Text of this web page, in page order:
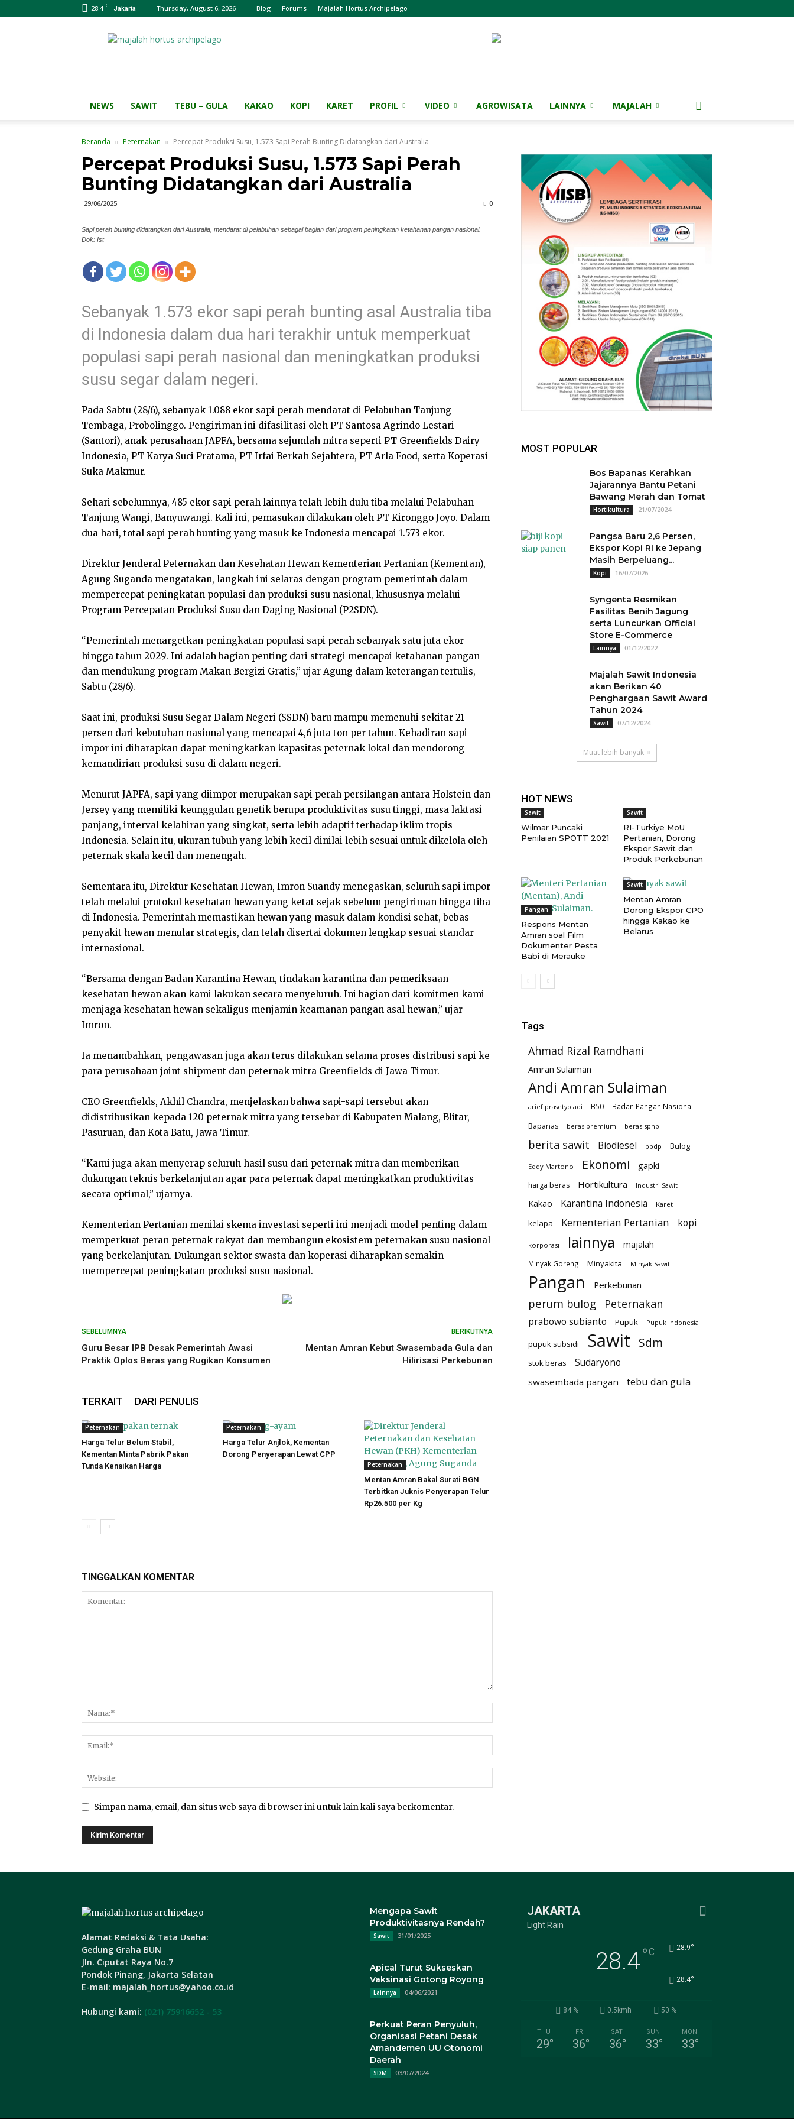
28.4 C Jakarta Thursday, August 6, 2026 Blog Forums Majalah Hortus Archipelago
Majalah
NEWS SAWIT TEBU – GULA KAKAO KOPI KARET PROFIL VIDEO AGROWISATA LAINNYA MAJALAH
Beranda Peternakan Percepat Produksi Susu, 1.573 Sapi Perah Bunting Didatangkan dari Australia
Percepat Produksi Susu, 1.573 Sapi Perah
Bunting Didatangkan dari Australia
29/06/2025 0
Sapi perah bunting didatangkan dari Australia, mendarat di pelabuhan sebagai bagian dari program peningkatan ketahanan pangan nasional.
Dok: Ist
Sebanyak 1.573 ekor sapi perah bunting asal Australia tiba
di Indonesia dalam dua hari terakhir untuk memperkuat
populasi sapi perah nasional dan meningkatkan produksi
susu segar dalam negeri.
Pada Sabtu (28/6), sebanyak 1.088 ekor sapi perah mendarat di Pelabuhan Tanjung
Tembaga, Probolinggo. Pengiriman ini difasilitasi oleh PT Santosa Agrindo Lestari
(Santori), anak perusahaan JAPFA, bersama sejumlah mitra seperti PT Greenfields Dairy
Indonesia, PT Karya Suci Pratama, PT Irfai Berkah Sejahtera, PT Arla Food, serta Koperasi
Suka Makmur.
Sehari sebelumnya, 485 ekor sapi perah lainnya telah lebih dulu tiba melalui Pelabuhan
Tanjung Wangi, Banyuwangi. Kali ini, pemasukan dilakukan oleh PT Kironggo Joyo. Dalam
dua hari, total sapi perah bunting yang masuk ke Indonesia mencapai 1.573 ekor.
Direktur Jenderal Peternakan dan Kesehatan Hewan Kementerian Pertanian (Kementan),
Agung Suganda mengatakan, langkah ini selaras dengan program pemerintah dalam
mempercepat peningkatan populasi dan produksi susu nasional, khususnya melalui
Program Percepatan Produksi Susu dan Daging Nasional (P2SDN).
“Pemerintah menargetkan peningkatan populasi sapi perah sebanyak satu juta ekor
hingga tahun 2029. Ini adalah bagian penting dari strategi mencapai ketahanan pangan
dan mendukung program Makan Bergizi Gratis,” ujar Agung dalam keterangan tertulis,
Sabtu (28/6).
Saat ini, produksi Susu Segar Dalam Negeri (SSDN) baru mampu memenuhi sekitar 21
persen dari kebutuhan nasional yang mencapai 4,6 juta ton per tahun. Kehadiran sapi
impor ini diharapkan dapat meningkatkan kapasitas peternak lokal dan mendorong
kemandirian produksi susu di dalam negeri.
Menurut JAPFA, sapi yang diimpor merupakan sapi perah persilangan antara Holstein dan
Jersey yang memiliki keunggulan genetik berupa produktivitas susu tinggi, masa laktasi
panjang, interval kelahiran yang singkat, serta lebih adaptif terhadap iklim tropis
Indonesia. Selain itu, ukuran tubuh yang lebih kecil dinilai lebih sesuai untuk dikelola oleh
peternak skala kecil dan menengah.
Sementara itu, Direktur Kesehatan Hewan, Imron Suandy menegaskan, seluruh sapi impor
telah melalui protokol kesehatan hewan yang ketat sejak sebelum pengiriman hingga tiba
di Indonesia. Pemerintah memastikan hewan yang masuk dalam kondisi sehat, bebas
penyakit hewan menular strategis, dan telah disertai dokumen lengkap sesuai standar
internasional.
“Bersama dengan Badan Karantina Hewan, tindakan karantina dan pemeriksaan
kesehatan hewan akan kami lakukan secara menyeluruh. Ini bagian dari komitmen kami
menjaga kesehatan hewan sekaligus menjamin keamanan pangan asal hewan,” ujar
Imron.
Ia menambahkan, pengawasan juga akan terus dilakukan selama proses distribusi sapi ke
para perusahaan joint shipment dan peternak mitra Greenfields di Jawa Timur.
CEO Greenfields, Akhil Chandra, menjelaskan bahwa sapi-sapi tersebut akan
didistribusikan kepada 120 peternak mitra yang tersebar di Kabupaten Malang, Blitar,
Pasuruan, dan Kota Batu, Jawa Timur.
“Kami juga akan menyerap seluruh hasil susu dari peternak mitra dan memberikan
dukungan teknis berkelanjutan agar para peternak dapat meningkatkan produktivitas
secara optimal,” ujarnya.
Kementerian Pertanian menilai skema investasi seperti ini menjadi model penting dalam
memperkuat peran peternak rakyat dan membangun ekosistem peternakan susu nasional
yang berkelanjutan. Dukungan sektor swasta dan koperasi diharapkan semakin
mempercepat peningkatan produksi susu nasional.
SEBELUMNYA
Guru Besar IPB Desak Pemerintah Awasi
Praktik Oplos Beras yang Rugikan Konsumen
BERIKUTNYA
Mentan Amran Kebut Swasembada Gula dan
Hilirisasi Perkebunan
TERKAIT DARI PENULIS
Peternakan
Harga Telur Belum Stabil,
Kementan Minta Pabrik Pakan
Tunda Kenaikan Harga
Peternakan
Harga Telur Anjlok, Kementan
Dorong Penyerapan Lewat CPP
Peternakan
Mentan Amran Bakal Surati BGN
Terbitkan Juknis Penyerapan Telur
Rp26.500 per Kg
TINGGALKAN KOMENTAR
Simpan nama, email, dan situs web saya di browser ini untuk lain kali saya berkomentar.
MOST POPULAR
Bos Bapanas Kerahkan
Jajarannya Bantu Petani
Bawang Merah dan Tomat
Hortikultura 21/07/2024
Pangsa Baru 2,6 Persen,
Ekspor Kopi RI ke Jepang
Masih Berpeluang...
Kopi 16/07/2026
Syngenta Resmikan
Fasilitas Benih Jagung
serta Luncurkan Official
Store E-Commerce
Lainnya 01/12/2022
Majalah Sawit Indonesia
akan Berikan 40
Penghargaan Sawit Award
Tahun 2024
Sawit 07/12/2024
Muat lebih banyak
HOT NEWS
Sawit
Wilmar Puncaki
Penilaian SPOTT 2021
Sawit
RI-Turkiye MoU
Pertanian, Dorong
Ekspor Sawit dan
Produk Perkebunan
Pangan
Respons Mentan
Amran soal Film
Dokumenter Pesta
Babi di Merauke
Sawit
Mentan Amran
Dorong Ekspor CPO
hingga Kakao ke
Belarus
Tags
Ahmad Rizal Ramdhani
Amran Sulaiman
Andi Amran Sulaiman
arief prasetyo adi B50 Badan Pangan Nasional
Bapanas beras premium beras sphp
berita sawit Biodiesel bpdp Bulog
Eddy Martono Ekonomi gapki
harga beras Hortikultura Industri Sawit
Kakao Karantina Indonesia Karet
kelapa Kementerian Pertanian kopi
korporasi lainnya majalah
Minyak Goreng Minyakita Minyak Sawit
Pangan Perkebunan
perum bulog Peternakan
prabowo subianto Pupuk Pupuk Indonesia
pupuk subsidi Sawit Sdm
stok beras Sudaryono
swasembada pangan tebu dan gula
Alamat Redaksi & Tata Usaha:
Gedung Graha BUN
Jln. Ciputat Raya No.7
Pondok Pinang, Jakarta Selatan
E-mail: majalah_hortus@yahoo.co.id
Hubungi kami: (021) 75916652 - 53
Mengapa Sawit
Produktivitasnya Rendah?
Sawit 31/01/2025
Apical Turut Sukseskan
Vaksinasi Gotong Royong
Lainnya 04/06/2021
Perkuat Peran Penyuluh,
Organisasi Petani Desak
Amandemen UU Otonomi
Daerah
SDM 03/07/2024
JAKARTA
Light Rain
28.4°C 28.9°
28.4°
84 % 0.5kmh 50 %
THU
29°
FRI
36°
SAT
36°
SUN
33°
MON
33°